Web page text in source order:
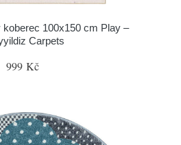
100x150 cm Play –
Carpets
999 Kč